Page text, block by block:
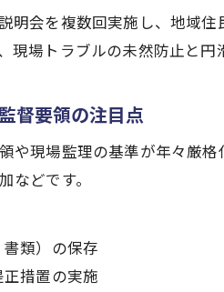
明会を複数回実施し、地域
場トラブルの未然防止と円
督要領の注目点
や現場監理の基準が年々厳
どです。
類）の保存
措置の実施